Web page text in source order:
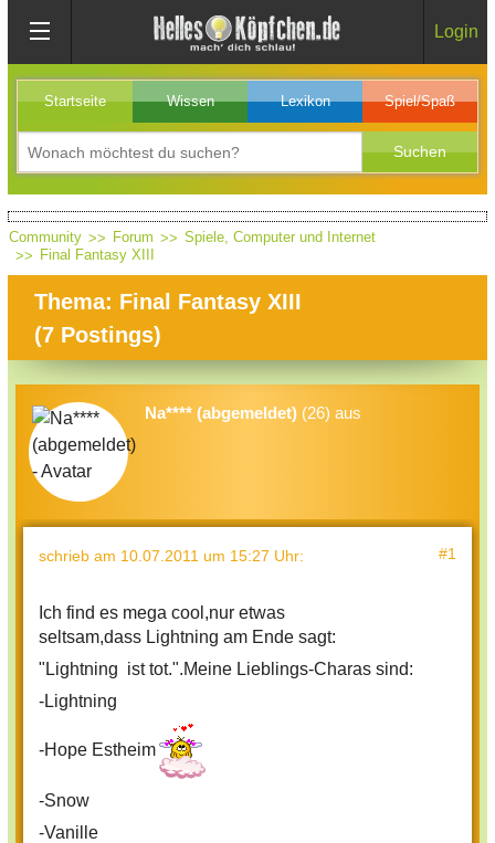
Login
Startseite Wissen Lexikon Spiel/Spaß
Community Forum
Spiele, Computer und Internet
Final Fantasy XIII
Thema: Final Fantasy XIII
(7 Postings)
Na**** (abgemeldet) (26) aus
schrieb am 10.07.2011 um 15:27 Uhr: #1
Ich find es mega cool,nur etwas
seltsam,dass Lightning am Ende sagt:
"Lightning ist tot.".Meine Lieblings-Charas sind:
-Lightning
-Hope Estheim
-Snow
-Vanille